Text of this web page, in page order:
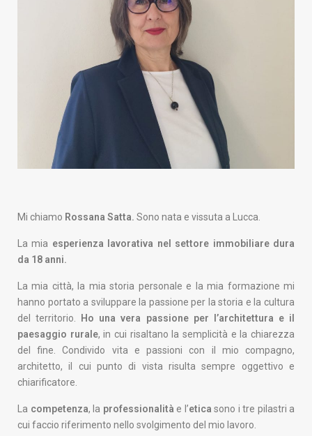
Mi chiamo Rossana Satta. Sono nata e vissuta a Lucca.
La mia esperienza lavorativa nel settore immobiliare dura
da 18 anni.
La mia città, la mia storia personale e la mia formazione mi
hanno portato a sviluppare la passione per la storia e la cultura
del territorio.
Ho una vera passione per l’architettura e il
paesaggio rurale, in cui risaltano la semplicità e la chiarezza
del fine. Condivido vita e passioni con il mio compagno,
architetto, il cui punto di vista risulta sempre oggettivo e
chiarificatore.
La competenza, la professionalità e l’etica sono i tre pilastri a
cui faccio riferimento nello svolgimento del mio lavoro.